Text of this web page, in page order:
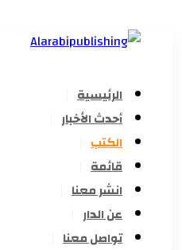
الرئيسية
أحدث الأخبار
الكتب
قائمة
انشر معنا
عن الدار
تواصل معنا